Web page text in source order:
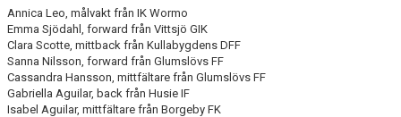
TRUPPEN
KONTAKT
MATCHER
Annica Leo, målvakt från IK Wormo
Emma Sjödahl, forward från Vittsjö GIK
Clara Scotte, mittback från Kullabygdens DFF
Sanna Nilsson, forward från Glumslövs FF
Cassandra Hansson, mittfältare från Glumslövs FF
Gabriella Aguilar, back från Husie IF
Isabel Aguilar, mittfältare från Borgeby FK